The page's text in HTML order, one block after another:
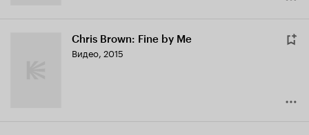
Chris Brown: Fine by Me
Видео, 2015